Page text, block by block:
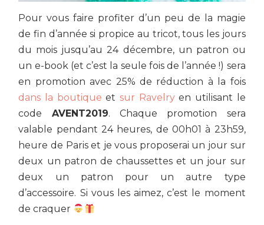
Pour vous faire profiter d’un peu de la magie
de fin d’année si propice au tricot, tous les jours
du mois jusqu’au 24 décembre, un patron ou
un e-book (et c’est la seule fois de l’année !) sera
en promotion avec 25% de réduction à la fois
dans la boutique etsur Ravelryen utilisant le
code AVENT2019. Chaque promotion sera
valable pendant 24 heures, de 00h01 à 23h59,
heure de Paris et je vous proposerai un jour sur
deux un patron de chaussettes et un jour sur
deux un patron pour un autre type
d’accessoire. Si vous les aimez, c’est le moment
de craquer